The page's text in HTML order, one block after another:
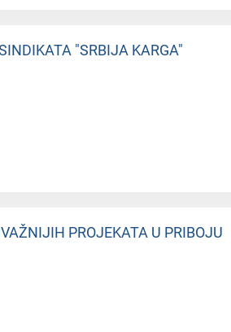
"SRBIJA KARGA"
PROJEKATA U PRIBOJU